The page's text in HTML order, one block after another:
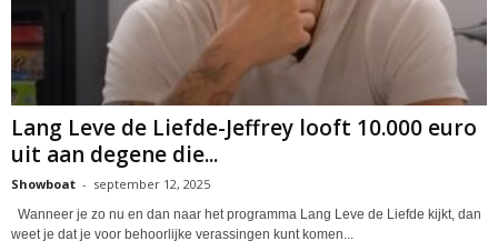
Lang Leve de Liefde-Jeffrey looft 10.000 euro
uit aan degene die...
Showboat - september 12, 2025
Wanneer je zo nu en dan naar het programma Lang Leve de Liefde kijkt, dan
weet je dat je voor behoorlijke verassingen kunt komen...